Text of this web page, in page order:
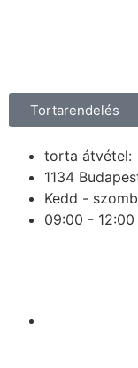
Tortarendelés
torta átvétel:
1134
Kedd -
09:00 -